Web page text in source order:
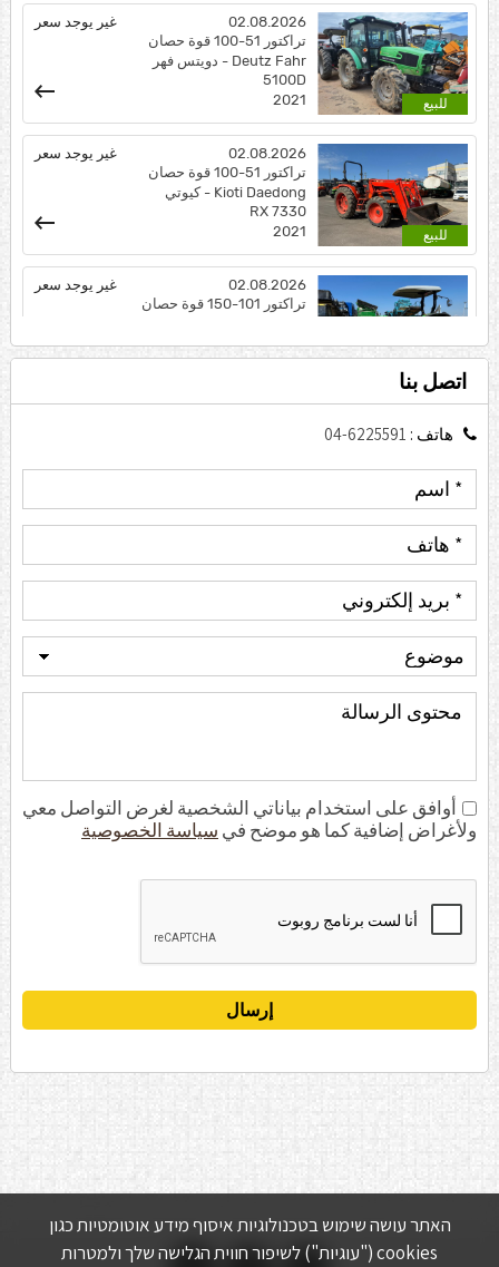
האתר עושה שימוש בטכנולוגיות איסוף מידע אוטומטיות כגון
cookies ("עוגיות") לשיפור חווית הגלישה שלך ולמטרות
اتصل بنا
هاتف : 04-6225591
أوافق على استخدام بياناتي الشخصية لغرض التواصل معي
ولأغراض إضافية كما هو موضح في سياسة الخصوصية